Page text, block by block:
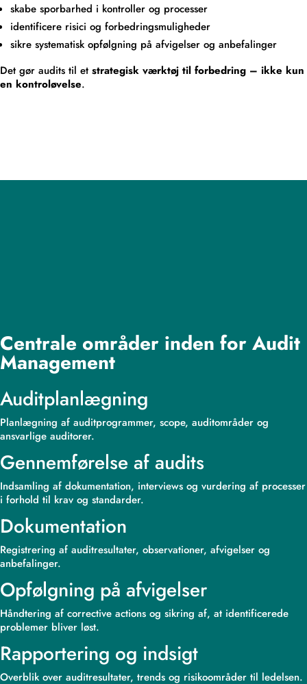
skabe sporbarhed i kontroller og processer
identificere risici og forbedringsmuligheder
sikre systematisk opfølgning på afvigelser og anbefalinger
Det gør audits til et strategisk værktøj til forbedring – ikke kun
en kontroløvelse.
Centrale områder inden for Audit
Management
Auditplanlægning
Planlægning af auditprogrammer, scope, auditområder og
ansvarlige auditorer.
Gennemførelse af audits
Indsamling af dokumentation, interviews og vurdering af processer
i forhold til krav og standarder.
Dokumentation
Registrering af auditresultater, observationer, afvigelser og
anbefalinger.
Opfølgning på afvigelser
Håndtering af corrective actions og sikring af, at identificerede
problemer bliver løst.
Rapportering og indsigt
Overblik over auditresultater, trends og risikoområder til ledelsen.